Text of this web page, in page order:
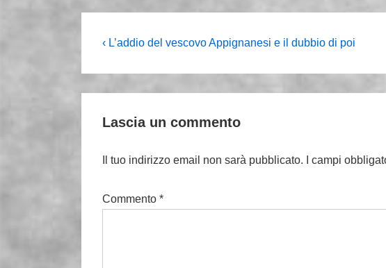
Navigazione
L'articolo
‹ L’addio del vescovo Appignanesi e il dubbio di poi
Lascia un commento
Il tuo indirizzo email non sarà pubblicato. I campi
Commento *